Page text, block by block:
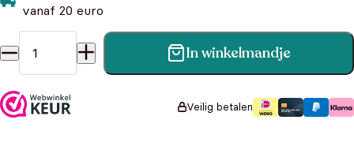
vanaf 20 euro
Oscar en Nina en de zwarte vogel - Een vrolijk verhaal over
In winkelmandje
Veilig betalen